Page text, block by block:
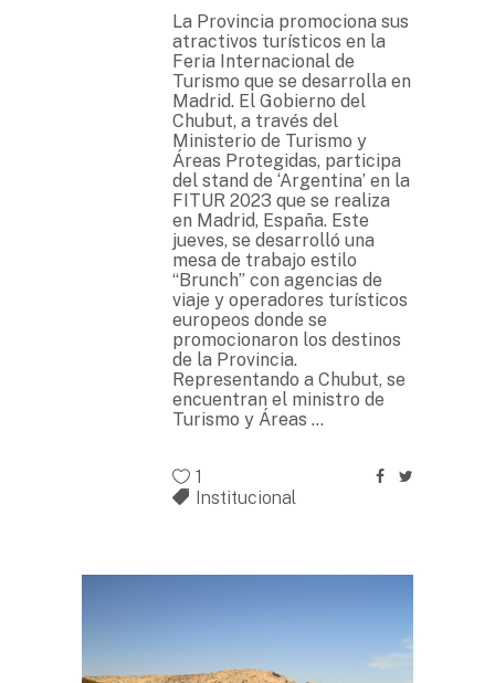
La Provincia promociona sus
atractivos turísticos en la
Feria Internacional de
Turismo que se desarrolla en
Madrid. El Gobierno del
Chubut, a través del
Ministerio de Turismo y
Áreas Protegidas, participa
del stand de ‘Argentina’ en la
FITUR 2023 que se realiza
en Madrid, España. Este
jueves, se desarrolló una
mesa de trabajo estilo
“Brunch” con agencias de
viaje y operadores turísticos
europeos donde se
promocionaron los destinos
de la Provincia.
Representando a Chubut, se
encuentran el ministro de
Turismo y Áreas
1
Institucional